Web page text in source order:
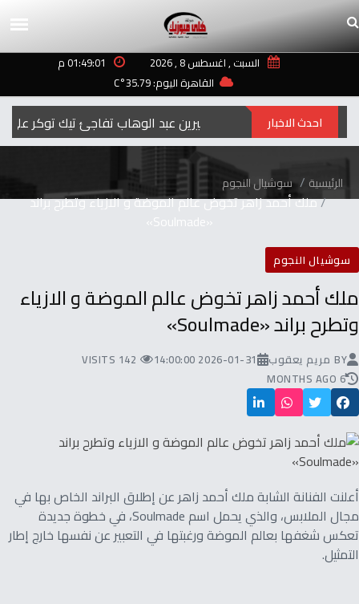
السبت , اغسطس 8 , 2026
01:49:01 م
القاهرة اليوم: 35.79°C
احدث الاخبار
الرئيسية سوشيال النجوم
ملك أحمد زاهر تخوض عالم الموضة و الازياء وتطرح براند
سوشيال النجوم
ملك أحمد زاهر تخوض عالم الموضة و الازياء
وتطرح براند «Soulmade»
BY مريم يعقوب 2026-01-31 14:00:00
142 VISITS
6 MONTHS AGO
أعلنت الفنانة الشابة ملك أحمد زاهر عن إطلاق البراند الخاص بها في
مجال الملابس، والذي يحمل اسم Soulmade، في خطوة جديدة
تعكس شغفها بعالم الموضة ورغبتها في التعبير عن نفسها خارج إطار
التمثيل.